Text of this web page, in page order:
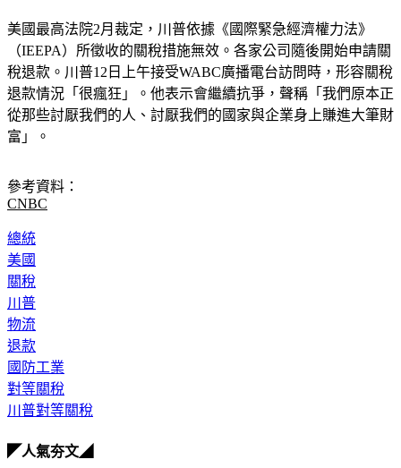
美國最高法院2月裁定，川普依據《國際緊急經濟權力法》
（IEEPA）所徵收的關稅措施無效。各家公司隨後開始申請關
稅退款。川普12日上午接受WABC廣播電台訪問時，形容關稅
退款情況「很瘋狂」。他表示會繼續抗爭，聲稱「我們原本正
從那些討厭我們的人、討厭我們的國家與企業身上賺進大筆財
富」。
參考資料：
CNBC
總統
美國
關稅
川普
物流
退款
國防工業
對等關稅
川普對等關稅
◤人氣夯文◢